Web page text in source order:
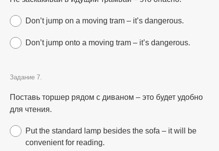
Don’t jump on a moving tram – it’s dangerous.
Don’t jump onto a moving tram – it’s dangerous.
Задание 7.
Поставь торшер рядом с диваном – это будет удобно
для чтения.
Put the standard lamp besides the sofa – it will be
convenient for reading.